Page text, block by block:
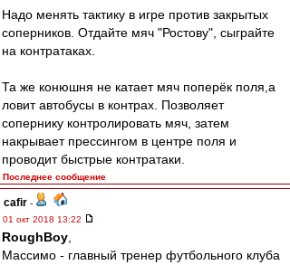
Надо менять тактику в игре против закрытых
соперников. Отдайте мяч "Ростову", сыграйте
на контратаках.
Та же конюшня не катает мяч поперёк поля,а
ловит автобусы в контрах. Позволяет
сопернику контролировать мяч, затем
накрывает прессингом в центре поля и
проводит быстрые контратаки.
Последнее сообщение
cafir -
01 окт 2018 13:22
RoughBoy
Массимо - главный тренер футбольного клуба